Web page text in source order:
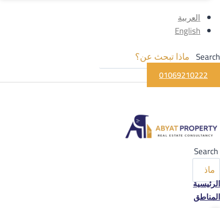
العربية
English
Search
01069210222
Search
الرئيسية
المناطق